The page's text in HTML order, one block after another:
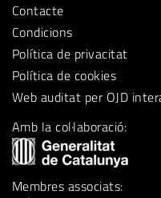
Contacte
Condicions
Política de privacitat
Política de cookies
Web auditat per OJD
Amb la col·laboració:
Membres associats: